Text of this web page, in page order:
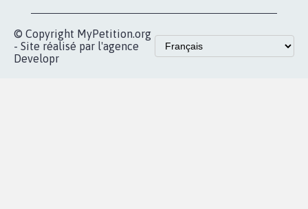
© Copyright MyPetition.org
- Site réalisé par l'agence
Developr